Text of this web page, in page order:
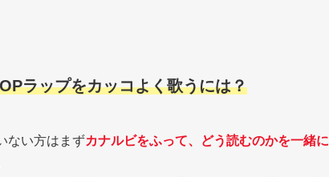
ラップをカッコよく歌うには？
ない方はまずカナルビをふって、どう読むのかを一緒に